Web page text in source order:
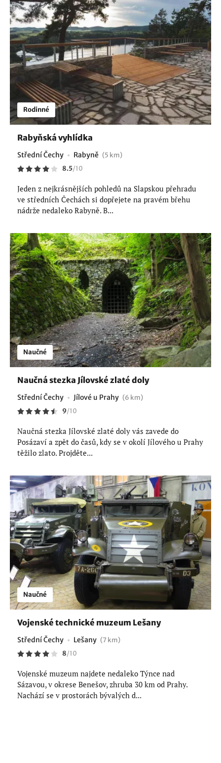
Rodinné
Rabyňská vyhlídka
Střední Čechy Rabyně (5 km)
8.5/10
Jeden z nejkrásnějších pohledů na Slapskou přehradu
ve středních Čechách si dopřejete na pravém břehu
nádrže nedaleko Rabyně. B...
Naučné
Naučná stezka Jílovské zlaté doly
Střední Čechy Jílové u Prahy (6 km)
9/10
Naučná stezka Jílovské zlaté doly vás zavede do
Posázaví a zpět do časů, kdy se v okolí Jílového u Prahy
těžilo zlato. Projděte...
Naučné
Vojenské technické muzeum Lešany
Střední Čechy Lešany (7 km)
8/10
Vojenské muzeum najdete nedaleko Týnce nad
Sázavou, v okrese Benešov, zhruba 30 km od Prahy.
Nachází se v prostorách bývalých d...